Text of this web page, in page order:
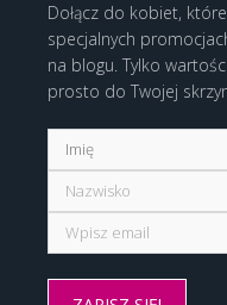
Dołącz do kobiet,
specjalnych
na blogu. Tylko
prosto do Twojej